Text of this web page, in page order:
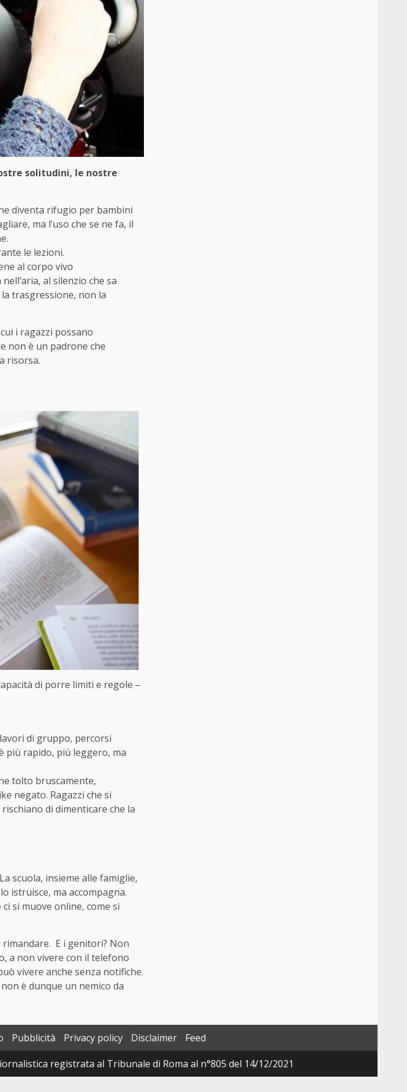
solitudini, le nostre
diventa rifugio per bambini
ma l’uso che se ne fa, il
la diffusione.
le lezioni.
al corpo vivo
al silenzio che sa
trasgressione, non la
i ragazzi possano
non è un padrone che
risorsa.
di porre limiti e regole –
di gruppo, percorsi
più rapido, più leggero, ma
tolto bruscamente,
negato. Ragazzi che si
di dimenticare che la
scuola, insieme alle famiglie,
istruisce, ma accompagna.
si muove online, come si
E i genitori? Non
a non vivere con il telefono
vivere anche senza notifiche.
è dunque un nemico da
Pubblicità Privacy policy Disclaimer
Feed
registrata al Tribunale di Roma al n°805 del 14/12/2021